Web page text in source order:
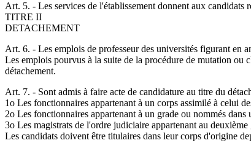
Art. 5. - Les services de l'établissement donnent aux candidats
TITRE II
DETACHEMENT
Art. 6. - Les emplois de professeur des universités figurant en
Les emplois pourvus à la suite de la procédure de mutation ou
détachement.
Art. 7. - Sont admis à faire acte de candidature au titre du
1o Les fonctionnaires appartenant à un corps assimilé à celui
2o Les fonctionnaires appartenant à un grade ou nommés
3o Les magistrats de l'ordre judiciaire appartenant au
Les candidats doivent être titulaires dans leur corps d'origine